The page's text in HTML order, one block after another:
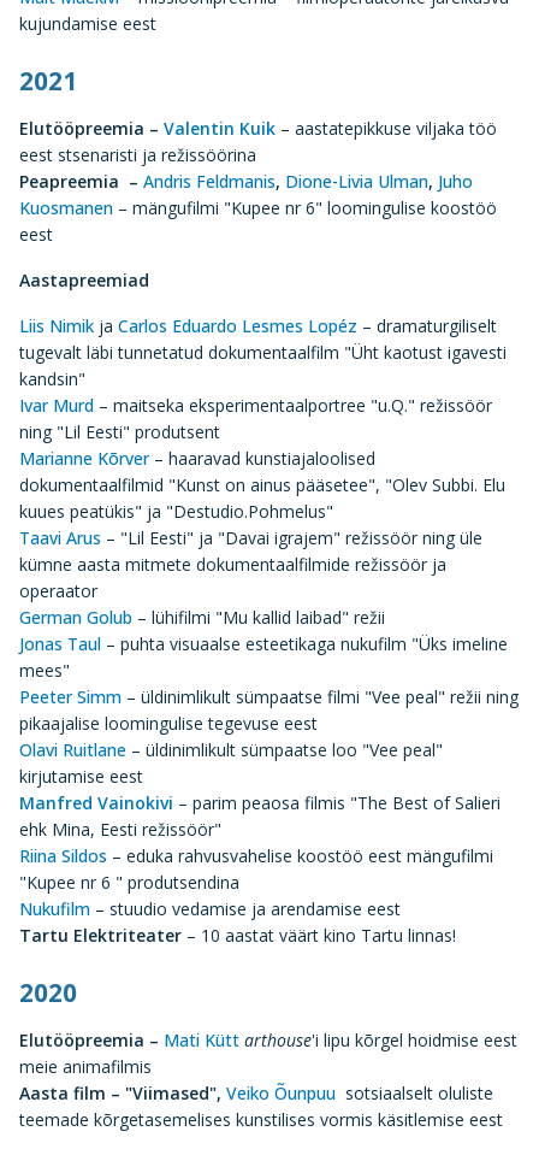
kujundamise eest
2021
Elutööpreemia – Valentin Kuik – aastatepikkuse viljaka töö
eest stsenaristi ja režissöörina
Peapreemia – Andris Feldmanis, Dione-Livia Ulman, Juho
Kuosmanen – mängufilmi "Kupee nr 6" loomingulise koostöö
eest
Aastapreemiad
Liis Nimik ja Carlos Eduardo Lesmes Lopéz – dramaturgiliselt
tugevalt läbi tunnetatud dokumentaalfilm "Üht kaotust igavesti
kandsin"
Ivar Murd – maitseka eksperimentaalportree "u.Q." režissöör
ning "Lil Eesti" produtsent
Marianne Kõrver – haaravad kunstiajaloolised
dokumentaalfilmid "Kunst on ainus pääsetee", "Olev Subbi. Elu
kuues peatükis" ja "Destudio.Pohmelus"
Taavi Arus – "Lil Eesti" ja "Davai igrajem" režissöör ning üle
kümne aasta mitmete dokumentaalfilmide režissöör ja
operaator
German Golub – lühifilmi "Mu kallid laibad" režii
Jonas Taul – puhta visuaalse esteetikaga nukufilm "Üks imeline
mees"
Peeter Simm – üldinimlikult sümpaatse filmi "Vee peal" režii ning
pikaajalise loomingulise tegevuse eest
Olavi Ruitlane – üldinimlikult sümpaatse loo "Vee peal"
kirjutamise eest
Manfred Vainokivi – parim peaosa filmis "The Best of Salieri
ehk Mina, Eesti režissöör"
Riina Sildos – eduka rahvusvahelise koostöö eest mängufilmi
"Kupee nr 6 " produtsendina
Nukufilm – stuudio vedamise ja arendamise eest
Tartu Elektriteater – 10 aastat väärt kino Tartu linnas!
2020
Elutööpreemia – Mati Kütt arthouse'i lipu kõrgel hoidmise eest
meie animafilmis
Aasta film – "Viimased", Veiko Õunpuu sotsiaalselt oluliste
teemade kõrgetasemelises kunstilises vormis käsitlemise eest